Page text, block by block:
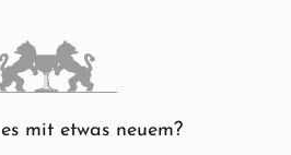
mit etwas neuem?